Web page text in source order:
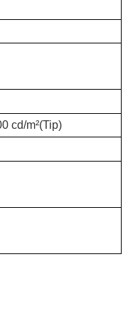
cd/m²(Tip)